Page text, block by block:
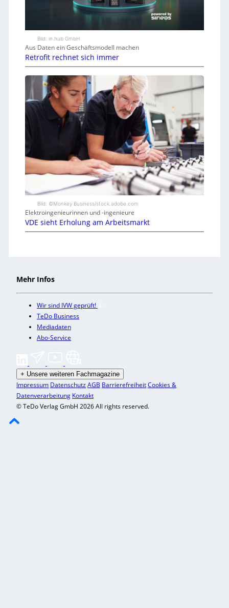
Bild: in.hub GmbH
Aus Daten ein Geschäftsmodell machen
Retrofit rechnet sich immer
Bild: ©Monkey Business/stock.adobe.com
Elektroingenieurinnen und -ingenieure
VDE sieht Erholung am Arbeitsmarkt
Mehr Infos
Wir sind IVW geprüft!
TeDo Business
Mediadaten
Abo-Service
+ Unsere weiteren Fachmagazine
Impressum DatenschutzAGB BarrierefreiheitCookies &
Datenverarbeitung Kontakt
© TeDo Verlag GmbH 2026 All rights reserved.